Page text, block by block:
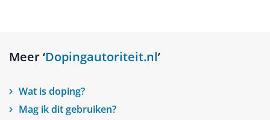
Meer ‘Dopingautoriteit.nl’
Wat is doping?
Mag ik dit gebruiken?